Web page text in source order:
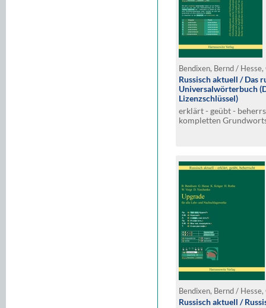
Russisch aktuell / Das
Universalwörterbuch
Lizenzschlüssel)
erklärt - geübt -
kompletten
Russisch aktuell /